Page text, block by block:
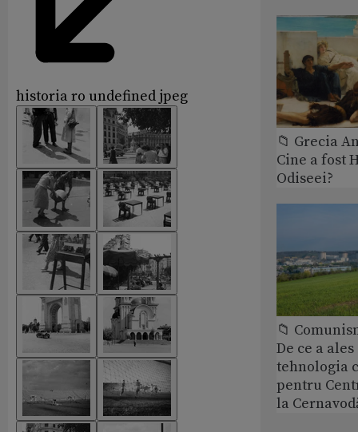
historia ro undefined jpeg
📁 Grecia
Cine a fost
Odiseei?
📁
De ce a
tehnologia
pentru
la